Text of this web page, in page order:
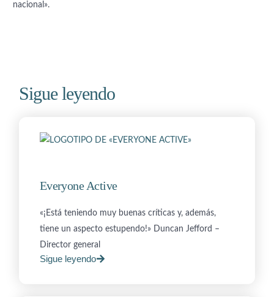
nacional».
Sigue leyendo
Everyone Active
«¡Está teniendo muy buenas críticas y, además,
tiene un aspecto estupendo!» Duncan Jefford –
Director general
Sigue leyendo